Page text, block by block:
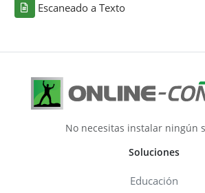
Escaneado a Texto
No necesitas instalar ningún
Soluciones
Educación